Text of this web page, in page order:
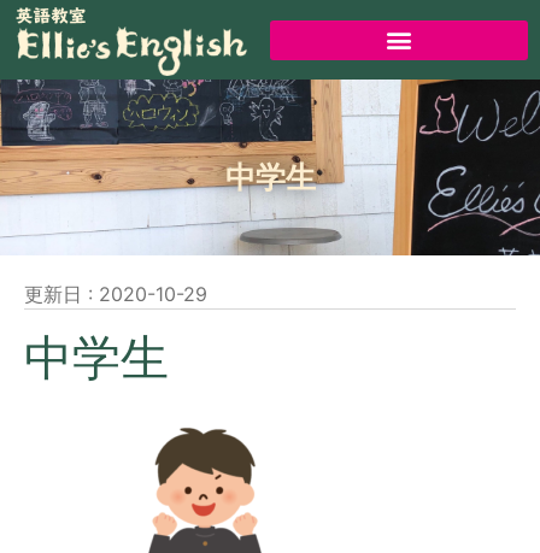
中学生
更新日 : 2020-10-29
中学生